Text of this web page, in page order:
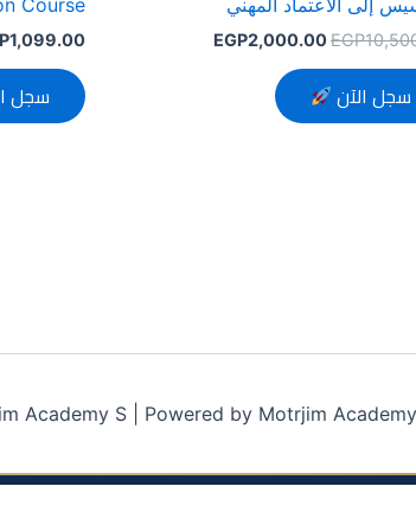
EGP
EGP2,000.00
سجل الآن
1,099.00
سجل
Academy S | Powered by Motrjim Academy